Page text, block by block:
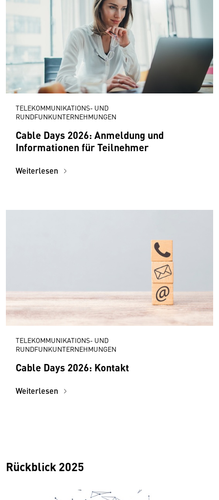
TELEKOMMUNIKATIONS- UND
RUNDFUNKUNTERNEHMUNGEN
Cable Days 2026: Anmeldung und
Informationen für Teilnehmer
Weiterlesen
TELEKOMMUNIKATIONS- UND
RUNDFUNKUNTERNEHMUNGEN
Cable Days 2026: Kontakt
Weiterlesen
Rückblick 2025